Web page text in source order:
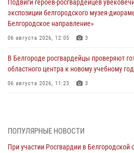
Подвиги героев‑росгвардейцев
экспозиции белгородского
Белгородское направление»
06 августа 2026, 12:05 3
В Белгороде росгвардейцы проверяют
областного центра к новому учебному
06 августа 2026, 11:23 3
ПОПУЛЯРНЫЕ НОВОСТИ
При участии Росгвардии в Белгородской